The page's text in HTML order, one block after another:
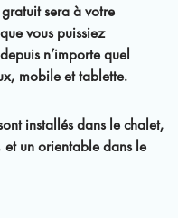
sera à votre
vous puissiez
n’importe quel
mobile et tablette.
installés dans le chalet,
un orientable dans le